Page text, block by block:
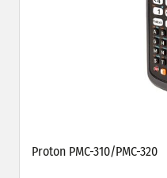
Proton PMC-310/PMC-320